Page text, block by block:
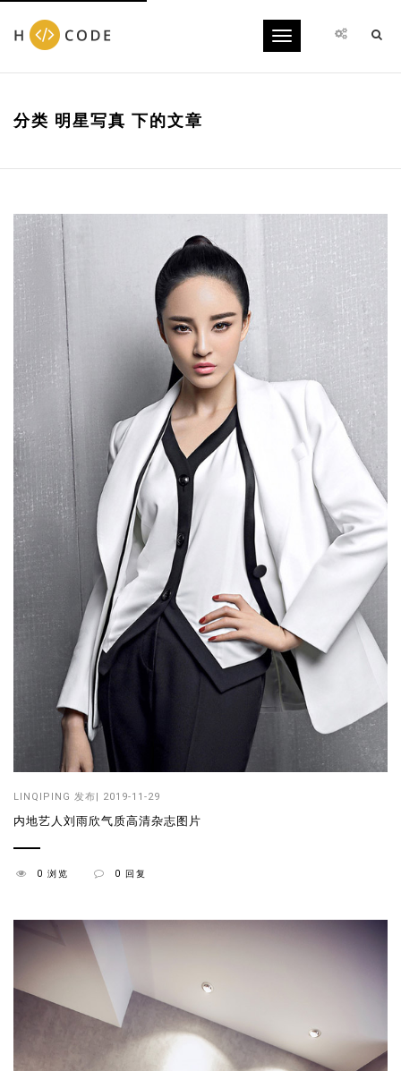
Toggle
分类 明星写真 下的文章
LINQIPING 发布| 2019-11-29
内地艺人刘雨欣气质高清杂志图片
0 浏览 0 回复